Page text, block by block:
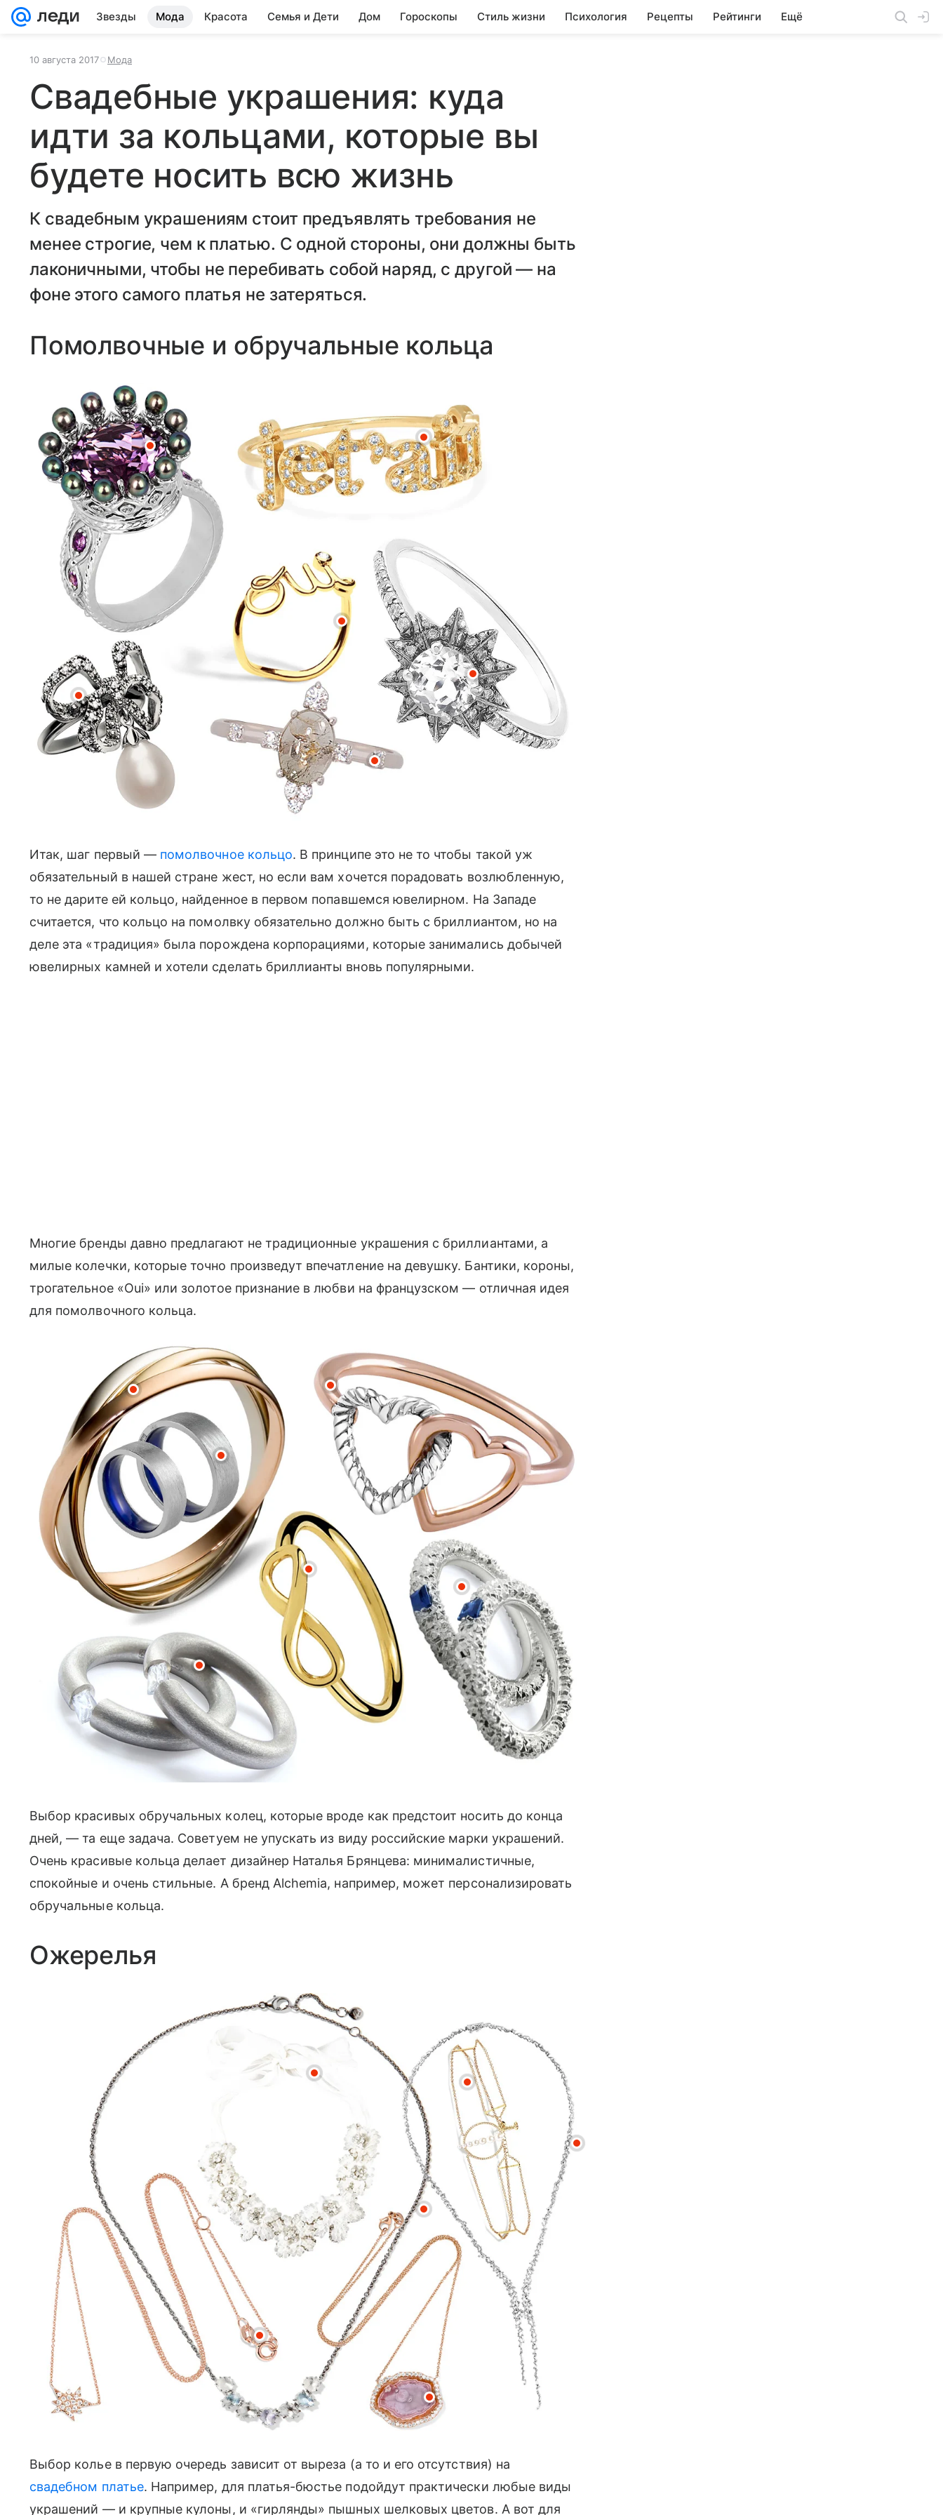
Звезды Мода Красота Семья и Дети Дом Гороскопы Стиль жизни Психология Рецепты Рейтинги Ещё
10 августа 2017 Мода
Свадебные украшения: куда
идти за кольцами, которые вы
будете носить всю жизнь
К свадебным украшениям стоит предъявлять требования не
менее строгие, чем к платью. С одной стороны, они должны быть
лаконичными, чтобы не перебивать собой наряд, с другой — на
фоне этого самого платья не затеряться.
Помолвочные и обручальные кольца
Итак, шаг первый — помолвочное кольцо. В принципе это не то чтобы такой уж
обязательный в нашей стране жест, но если вам хочется порадовать возлюбленную,
то не дарите ей кольцо, найденное в первом попавшемся ювелирном. На Западе
считается, что кольцо на помолвку обязательно должно быть с бриллиантом, но на
деле эта «традиция» была порождена корпорациями, которые занимались добычей
ювелирных камней и хотели сделать бриллианты вновь популярными.
Многие бренды давно предлагают не традиционные украшения с бриллиантами, а
милые колечки, которые точно произведут впечатление на девушку. Бантики, короны,
трогательное «Oui» или золотое признание в любви на французском — отличная идея
для помолвочного кольца.
Выбор красивых обручальных колец, которые вроде как предстоит носить до конца
дней, — та еще задача. Советуем не упускать из виду российские марки украшений.
Очень красивые кольца делает дизайнер Наталья Брянцева: минималистичные,
спокойные и очень стильные. А бренд Alchemia, например, может персонализировать
обручальные кольца.
Ожерелья
Выбор колье в первую очередь зависит от выреза (а то и его отсутствия) на
свадебном платье. Например, для платья-бюстье подойдут практически любые виды
украшений — и крупные кулоны, и «гирлянды» пышных шелковых цветов. А вот для